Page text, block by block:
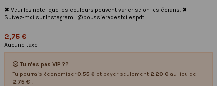
✖ Veuillez noter que les couleurs peuvent varier selon les écrans. ✖
Suivez-moi sur Instagram : @poussieredestoilespdt
2,75 €
Aucune taxe
Tu n'es pas VIP ??
Tu pourrais économiser 0.55 € et payer seulement 2.20 € au lieu de
2.75 € !